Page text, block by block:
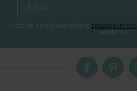
vložením e-mailu souhlasíte se zpracováním
newsletteru